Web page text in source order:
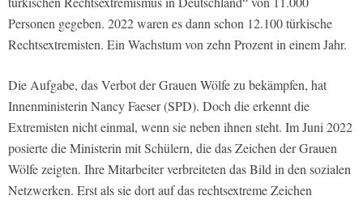
Personen gegeben. 2022 waren es dann schon 12.100 türkische
Rechtsextremisten. Ein Wachstum von zehn Prozent in einem Jahr.
Die Aufgabe, das Verbot der Grauen Wölfe zu bekämpfen, hat
Innenministerin Nancy Faeser (SPD). Doch die erkennt die
Extremisten nicht einmal, wenn sie neben ihnen steht. Im Juni 2022
posierte die Ministerin mit Schülern, die das Zeichen der Grauen
Wölfe zeigten. Ihre Mitarbeiter verbreiteten das Bild in den sozialen
Netzwerken. Erst als sie dort auf das rechtsextreme Zeichen